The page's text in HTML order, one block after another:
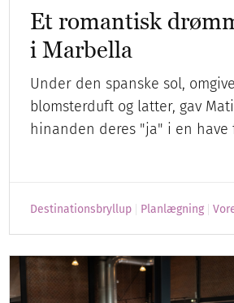
Et romantisk
i Marbella
Under den spanske sol,
blomsterduft og latter, gav
hinanden deres "ja" i en have
Destinationsbryllup Planlægning